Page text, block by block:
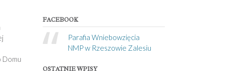
Domu
FACEBOOK
Parafia Wniebowzięcia
NMP w Rzeszowie Zalesiu
OSTATNIE WPISY